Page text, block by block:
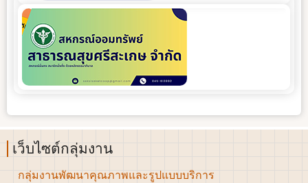
เว็บไซต์กลุ่มงาน
กลุ่มงานพัฒนาคุณภาพและรูปแบบบริการ